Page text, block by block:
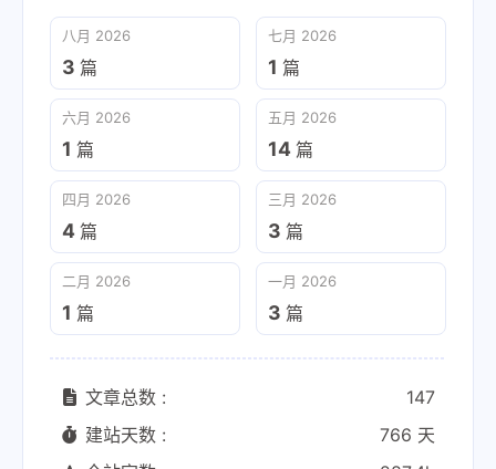
八月 2026
3 篇
七月 2026
1 篇
六月 2026
1 篇
五月 2026
14 篇
四月 2026
4 篇
三月 2026
3 篇
二月 2026
1 篇
一月 2026
3 篇
文章总数 :
147
建站天数 :
766 天